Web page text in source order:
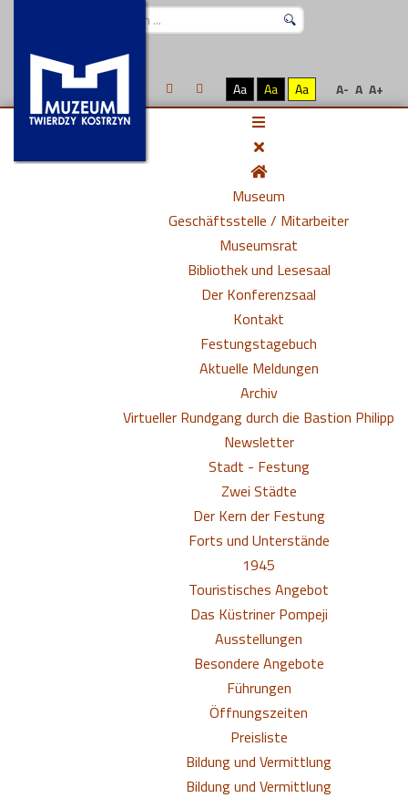
Aa Aa Aa A- A A+
Museum
Geschäftsstelle / Mitarbeiter
Museumsrat
Bibliothek und Lesesaal
Der Konferenzsaal
Kontakt
Festungstagebuch
Aktuelle Meldungen
Archiv
Virtueller Rundgang durch die Bastion Philipp
Newsletter
Stadt - Festung
Zwei Städte
Der Kern der Festung
Forts und Unterstände
1945
Touristisches Angebot
Das Küstriner Pompeji
Ausstellungen
Besondere Angebote
Führungen
Öffnungszeiten
Preisliste
Bildung und Vermittlung
Bildung und Vermittlung